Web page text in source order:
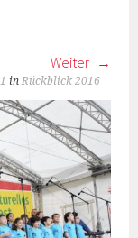
Weiter
in Rückblick 2016